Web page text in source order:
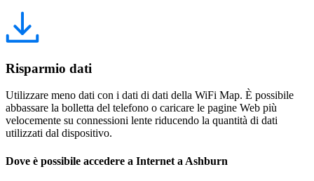
Risparmio dati
Utilizzare meno dati con i dati di dati della WiFi Map. È possibile
abbassare la bolletta del telefono o caricare le pagine Web più
velocemente su connessioni lente riducendo la quantità di dati
utilizzati dal dispositivo.
Dove è possibile accedere a Internet a Ashburn